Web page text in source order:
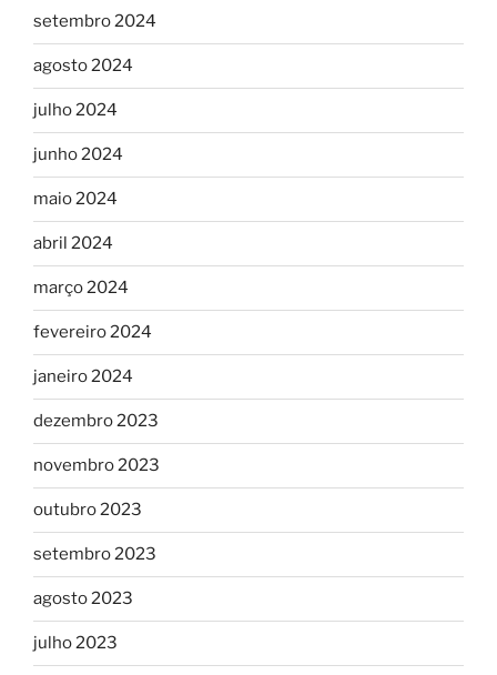
setembro 2024
agosto 2024
julho 2024
junho 2024
maio 2024
abril 2024
março 2024
fevereiro 2024
janeiro 2024
dezembro 2023
novembro 2023
outubro 2023
setembro 2023
agosto 2023
julho 2023